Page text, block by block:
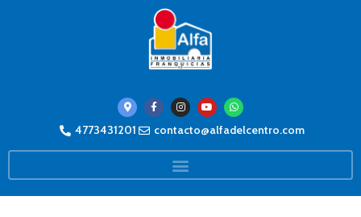
4773431201 contacto@alfadelcentro.com